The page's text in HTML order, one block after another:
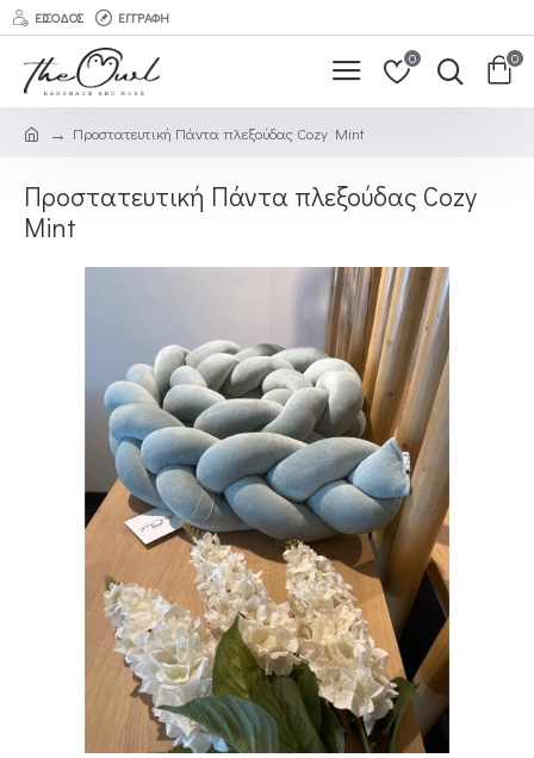
ΕΊΣΟΔΟΣ ΕΓΓΡΑΦΉ
0 0
Προστατευτική Πάντα πλεξούδας Cozy Mint
Προστατευτική Πάντα πλεξούδας Cozy
Mint